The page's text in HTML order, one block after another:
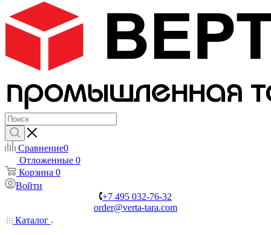
Сравнение0
Отложенные 0
Корзина 0
Войти
+7 495 032-76-32
order@verta-tara.com
Каталог